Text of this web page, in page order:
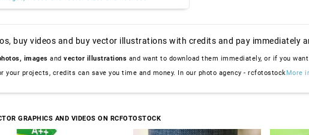
buy videos and buy vector illustrations with credits and pay immediately
images and vector illustrations and want to download them immediately, or if you
your projects, credits can save you time and money. In our photo agency - rcfotostockMore
GRAPHICS AND VIDEOS ON RCFOTOSTOCK